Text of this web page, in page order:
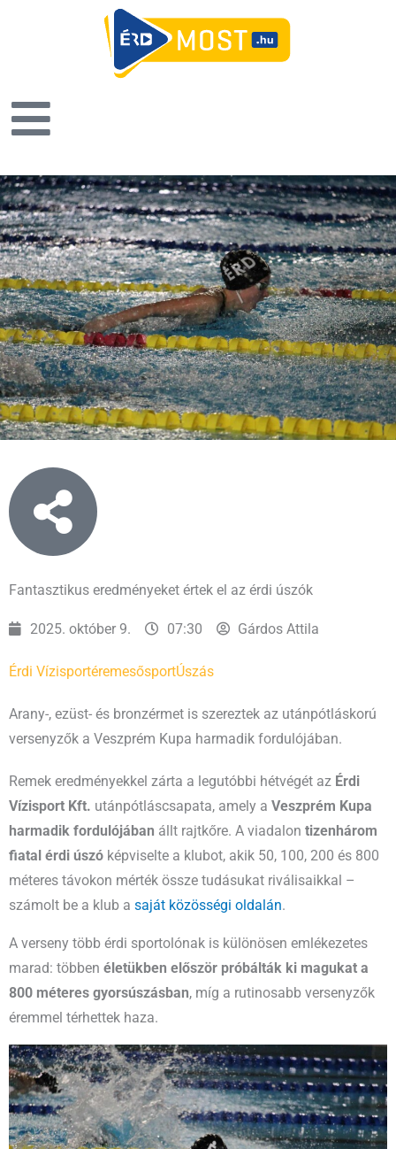
Fantasztikus eredményeket értek el az érdi úszók
2025. október 9. 07:30 Gárdos Attila
Érdi VízisportéremesősportÚszás
Arany-, ezüst- és bronzérmet is szereztek az utánpótláskorú
versenyzők a Veszprém Kupa harmadik fordulójában.
Remek eredményekkel zárta a legutóbbi hétvégét az Érdi
Vízisport Kft. utánpótláscsapata, amely a Veszprém Kupa
harmadik fordulójában állt rajtkőre. A viadalon tizenhárom
fiatal érdi úszó képviselte a klubot, akik 50, 100, 200 és 800
méteres távokon mérték össze tudásukat riválisaikkal –
számolt be a klub a saját közösségi oldalán.
A verseny több érdi sportolónak is különösen emlékezetes
marad: többen életükben először próbálták ki magukat a
800 méteres gyorsúszásban, míg a rutinosabb versenyzők
éremmel térhettek haza.